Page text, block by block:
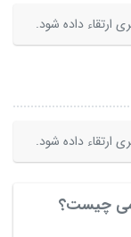
ارتقاء داده شود.
ارتقاء داده شود.
چیست؟